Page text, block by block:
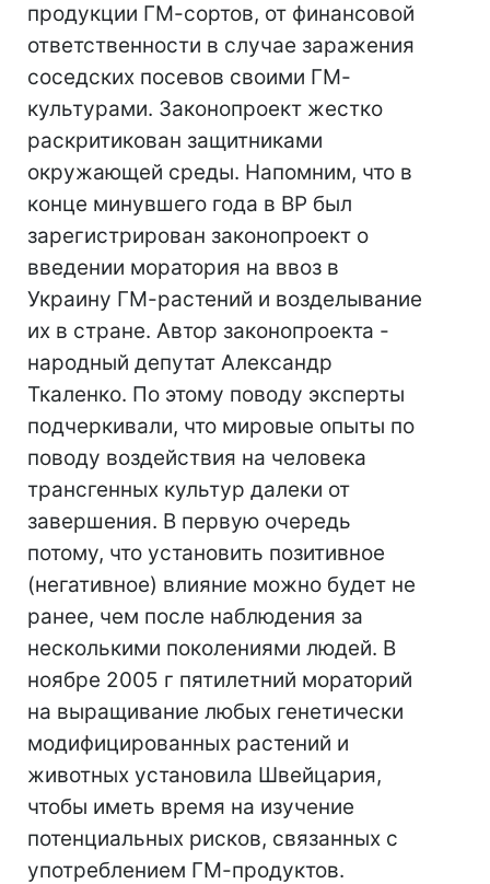
продукции ГМ-сортов, от финансовой
ответственности в случае заражения
соседских посевов своими ГМ-
культурами. Законопроект жестко
раскритикован защитниками
окружающей среды. Напомним, что в
конце минувшего года в ВР был
зарегистрирован законопроект о
введении моратория на ввоз в
Украину ГМ-растений и возделывание
их в стране. Автор законопроекта -
народный депутат Александр
Ткаленко. По этому поводу эксперты
подчеркивали, что мировые опыты по
поводу воздействия на человека
трансгенных культур далеки от
завершения. В первую очередь
потому, что установить позитивное
(негативное) влияние можно будет не
ранее, чем после наблюдения за
несколькими поколениями людей. В
ноябре 2005 г пятилетний мораторий
на выращивание любых генетически
модифицированных растений и
животных установила Швейцария,
чтобы иметь время на изучение
потенциальных рисков, связанных с
употреблением ГМ-продуктов.